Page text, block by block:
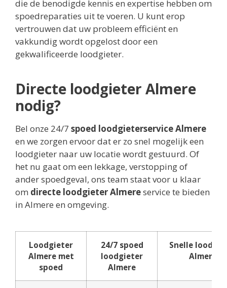
die de benodigde kennis en expertise hebben om
spoedreparaties uit te voeren. U kunt erop
vertrouwen dat uw probleem efficiënt en
vakkundig wordt opgelost door een
gekwalificeerde loodgieter.
Directe loodgieter Almere
nodig?
Bel onze 24/7 spoed loodgieterservice Almere
en we zorgen ervoor dat er zo snel mogelijk een
loodgieter naar uw locatie wordt gestuurd. Of
het nu gaat om een lekkage, verstopping of
ander spoedgeval, ons team staat voor u klaar
om directe loodgieter Almereservice te bieden
in Almere en omgeving.
Loodgieter
Almere met
spoed
24/7 spoed
loodgieter
Almere
Snelle
Almere